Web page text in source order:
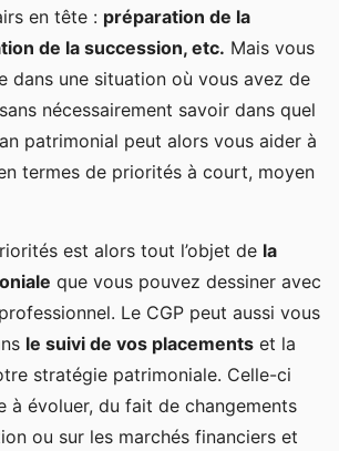
en tête : préparation de la
de la succession, etc. Mais vous
dans une situation où vous avez de
nécessairement savoir dans quel
patrimonial peut alors vous aider à
termes de priorités à court, moyen
est alors tout l’objet de la
que vous pouvez dessiner avec
professionnel. Le CGP peut aussi vous
le suivi de vos placements et la
stratégie patrimoniale. Celle-ci
à évoluer, du fait de changements
ou sur les marchés financiers et